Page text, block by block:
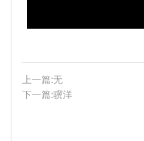
上一篇:无
下一篇:骥洋